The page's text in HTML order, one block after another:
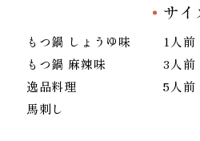
もつ鍋 しょうゆ味
もつ鍋 麻辣味
逸品料理
馬刺し
サイ
1人前
3人前
5人前